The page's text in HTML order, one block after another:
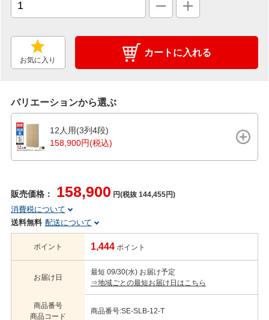
お気に入り
カートに入れる
バリエーションから選ぶ
12人用(3列4段)
158,900円(税込)
販売価格： 158,900 円(税抜 144,455円)
消費税について
送料無料 配送について
ポイント 1,444 ポイント
お届け日
最短 09/30(水) お届け予定
⇒地域ごとの最短お届け日はこちら
商品番号
商品コード
商品番号:SE-SLB-12-T